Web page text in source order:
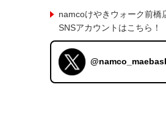
namcoけやきウォーク前橋
SNSアカウントはこちら！